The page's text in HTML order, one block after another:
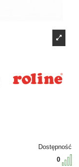
Dostępność
0